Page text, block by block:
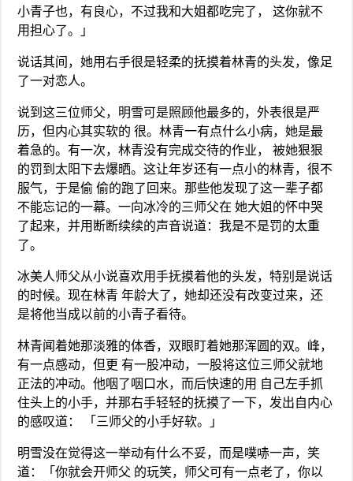
小青子也，有良心，不过我和大姐都吃完了， 这你就不
用担心了。」
说话其间，她用右手很是轻柔的抚摸着林青的头发，像足
了一对恋人。
说到这三位师父，明雪可是照顾他最多的，外表很是严
历，但内心其实软的 很。林青一有点什么小病，她是最
着急的。有一次，林青没有完成交待的作业， 被她狠狠
的罚到太阳下去爆晒。这让年岁还有一点小的林青，很不
服气，于是偷 偷的跑了回来。那些他发现了这一辈子都
不能忘记的一幕。一向冰冷的三师父在 她大姐的怀中哭
了起来，并用断断续续的声音说道：我是不是罚的太重
了。
冰美人师父从小说喜欢用手抚摸着他的头发，特别是说话
的时候。现在林青 年龄大了，她却还没有改变过来，还
是将他当成以前的小青子看待。
林青闻着她那淡雅的体香，双眼盯着她那浑圆的双。峰，
有一点感动，但更 有一股冲动，一股将这位三师父就地
正法的冲动。他咽了咽口水，而后快速的用 自己左手抓
住头上的小手，并那右手轻轻的抚摸了一下，发出自内心
的感叹道： 「三师父的小手好软。」
明雪没在觉得这一举动有什么不妥，而是噗哧一声，笑
道：「你就会开师父 的玩笑，师父可有一点老了，你以